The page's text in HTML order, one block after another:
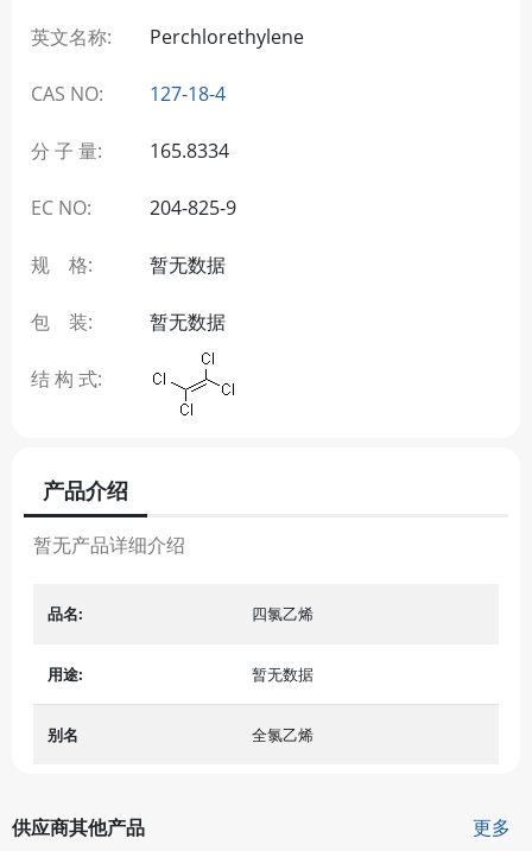
英文名称: Perchlorethylene
CAS NO: 127-18-4
分 子 量: 165.8334
EC NO: 204-825-9
规 格: 暂无数据
包 装: 暂无数据
结 构 式:
产品介绍
暂无产品详细介绍
品名: 四氯乙烯
用途: 暂无数据
别名 全氯乙烯
供应商其他产品 更多